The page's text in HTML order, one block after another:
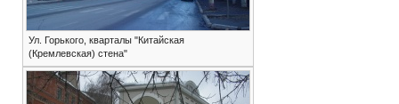
Ул. Горького, кварталы "Китайская
(Кремлевская) стена"